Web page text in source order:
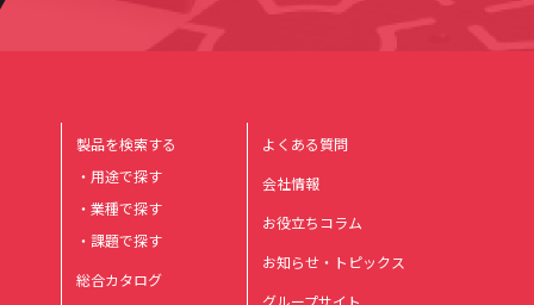
製品を検索する
・用途で探す
・業種で探す
・課題で探す
総合カタログ
よくある質問
会社情報
お役立ちコラム
お知らせ・トピックス
グループサイト